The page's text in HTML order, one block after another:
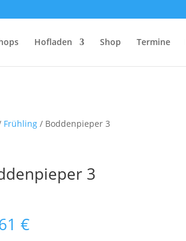
Hofladen Shop Termine
Frühling/ Boddenpieper 3
3
€